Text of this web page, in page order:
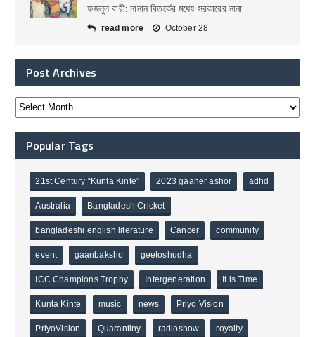
ফজলুল বারী: নানান বিতর্কের মধ্যে সরকারের নানা
read more October 28
Post Archives
Popular Tags
21st Century “Kunta Kinte” 2023 gaaner ashor adhd
Australia Bangladesh Cricket
bangladeshi english literature Cancer community
event gaanbaksho geetoshudha
ICC Champions Trophy Intergeneration It is Time
Kunta Kinte music news Priyo Vision
PriyoVision Quarantiny radioshow royalty